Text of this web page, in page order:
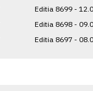
Editia 8699 -
Editia 8698 -
Editia 8697 -